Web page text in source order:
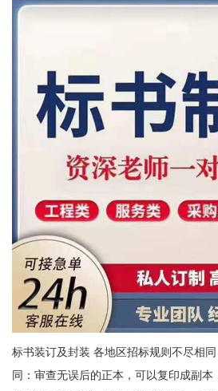
标书装订及封装 各地区招标规则不尽相
同：审查无误后的正本，可以复印成副